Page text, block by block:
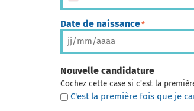
Date de naissance*
Nouvelle candidature
Cochez cette case si c'est la
C'est la première fois que je